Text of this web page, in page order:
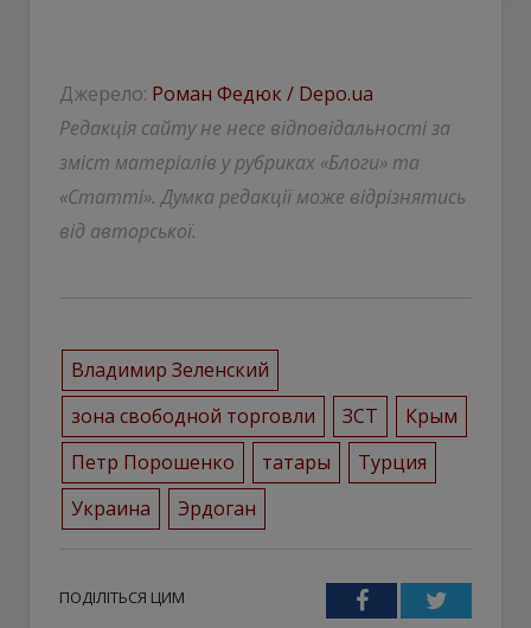
Джерело: Роман Федюк / Depo.ua
Редакція сайту не несе відповідальності за
зміст матеріалів у рубриках «Блоги» та
«Статті». Думка редакції може відрізнятись
від авторської.
Владимир Зеленский
зона свободной торговли
ЗСТ
Крым
Петр Порошенко
татары
Турция
Украина
Эрдоган
ПОДІЛІТЬСЯ ЦИМ FacebookTwitter